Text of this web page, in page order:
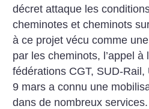
décret attaque les
cheminotes et cheminots
à ce projet vécu comme
par les cheminots, l’appel à
fédérations CGT, SUD-
9 mars a connu une
dans de nombreux services.